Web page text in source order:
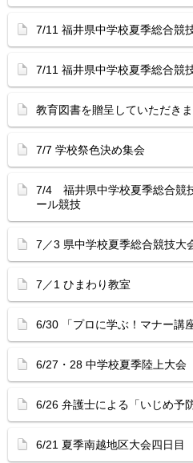
7/11 福井県中学校夏季総合
7/11 福井県中学校夏季総合
教育図書を贈呈していただき
7/7 学校祭色決め集会
7/4 福井県中学校夏季総合競
ール競技
7／3 県中学校夏季総合競技
7／1 ひまわり教室
6/30 「プロに学ぶ！マナー講
6/27・28 中学校夏季陸上大会
6/26 弁護士による「いじめ予
6/21 夏季南越地区大会四日